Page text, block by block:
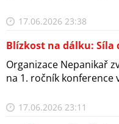
17.06.2026 23:38
Blízkost na dálku:
Organizace Nepanikař
na 1. ročník konference
17.06.2026 23:11